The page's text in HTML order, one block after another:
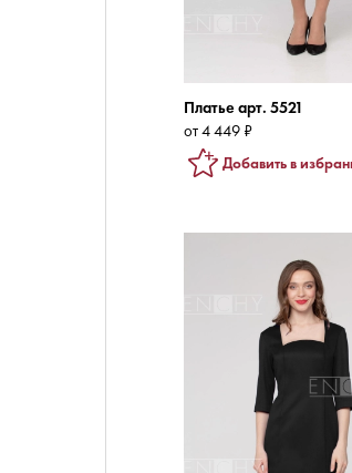
Платье арт. 5521
от 4 449 ₽
Добавить в